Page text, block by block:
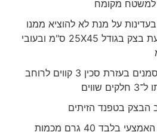
מקומח
על מנת לא להוציא ממנו
את כל האוויר, ליריעת בצק בגודל 25X45 ס"מ ובעובי
עיצוב הפוגאסה: מסמנים בעזרת סכין 3 קווים לרוחב
מפזרים על השליש האמצעי בלבד 40 גרם מכמות